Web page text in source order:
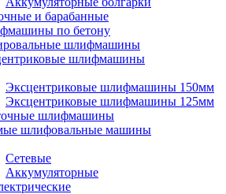
и барабанные
по бетону
шлифмашины
шлифмашины
Эксцентриковые шлифмашины 150мм
Эксцентриковые шлифмашины 125мм
шлифмашины
шлифовальные машины
Сетевые
Аккумуляторные